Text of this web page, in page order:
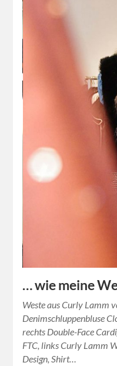
… wie meine
Weste aus Curly Lamm
Denimschluppenbluse
rechts Double-Face
FTC, links Curly Lamm
Design, Shirt…